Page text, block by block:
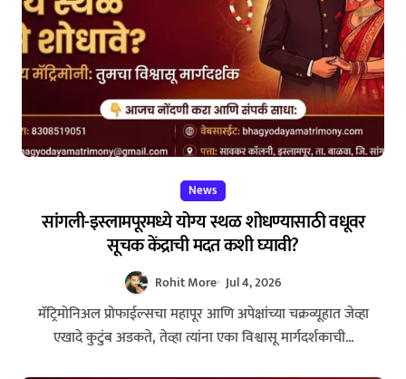
News
सांगली-इस्लामपूरमध्ये योग्य स्थळ शोधण्यासाठी वधूवर
सूचक केंद्राची मदत कशी घ्यावी?
Rohit More Jul 4, 2026
मॅट्रिमोनिअल प्रोफाईल्सचा महापूर आणि अपेक्षांच्या चक्रव्यूहात जेव्हा
एखादे कुटुंब अडकते, तेव्हा त्यांना एका विश्वासू मार्गदर्शकाची...